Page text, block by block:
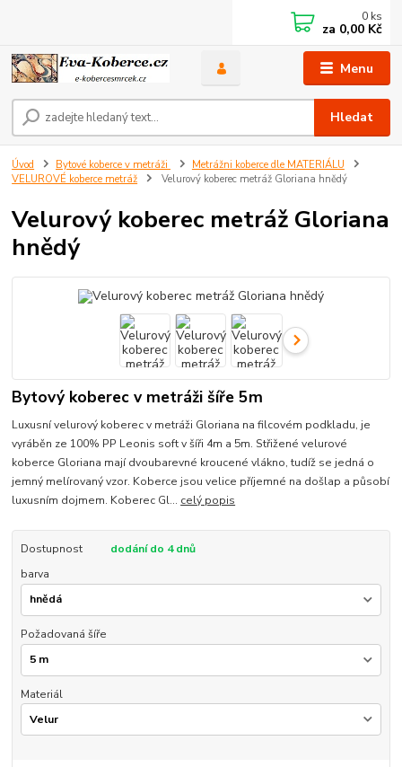
Menu
Hledat
0 ks
za 0,00 Kč
Úvod Bytové koberce v metráži
Metrážni koberce dle MATERIÁLU
VELUROVÉ koberce metráž
Velurový koberec metráž Gloriana hnědý
Velurový koberec metráž Gloriana
hnědý
Bytový koberec v metráži šíře 5m
Luxusní velurový koberec v metráži Gloriana na filcovém podkladu, je
vyráběn ze 100% PP Leonis soft v šíři 4m a 5m. Střižené velurové
koberce Gloriana mají dvoubarevné kroucené vlákno, tudíž se jedná o
jemný melírovaný vzor. Koberce jsou velice příjemné na došlap a působí
luxusním dojmem. Koberec Gl... celý popis
Dostupnost
dodání do 4 dnů
barva
Požadovaná šíře
Materiál